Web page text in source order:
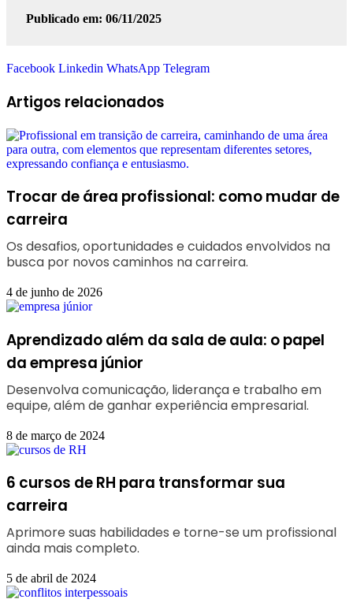
Publicado em: 06/11/2025
Facebook Linkedin WhatsApp Telegram
Artigos relacionados
Trocar de área profissional: como mudar de
carreira
Os desafios, oportunidades e cuidados envolvidos na
busca por novos caminhos na carreira.
4 de junho de 2026
Aprendizado além da sala de aula: o papel
da empresa júnior
Desenvolva comunicação, liderança e trabalho em
equipe, além de ganhar experiência empresarial.
8 de março de 2024
6 cursos de RH para transformar sua
carreira
Aprimore suas habilidades e torne-se um profissional
ainda mais completo.
5 de abril de 2024